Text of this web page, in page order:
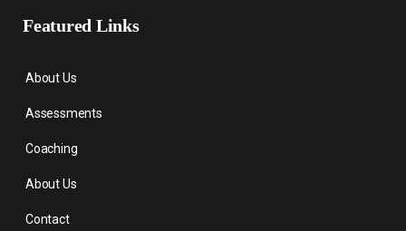
Featured Links
About Us
Assessments
Coaching
About Us
Contact